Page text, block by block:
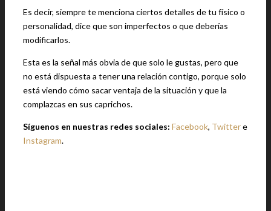
Es decir, siempre te menciona ciertos detalles de tu físico o
personalidad, dice que son imperfectos o que deberías
modificarlos.
Esta es la señal más obvia de que solo le gustas, pero que
no está dispuesta a tener una relación contigo, porque solo
está viendo cómo sacar ventaja de la situación y que la
complazcas en sus caprichos.
Síguenos en nuestras redes sociales: Facebook, Twittere
Instagram.